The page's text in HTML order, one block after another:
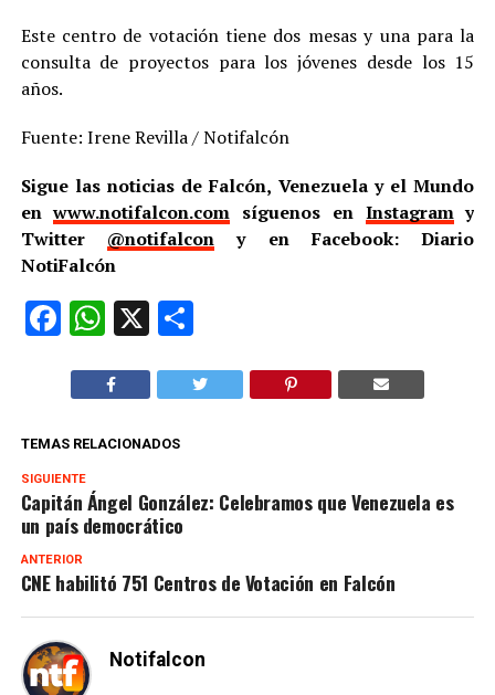
Este centro de votación tiene dos mesas y una para la
consulta de proyectos para los jóvenes desde los 15
años.
Fuente: Irene Revilla / Notifalcón
Sigue las noticias de Falcón, Venezuela y el Mundo
enwww.notifalcon.com síguenos en Instagramy
Twitter @notifalcon y en Facebook: Diario
NotiFalcón
Facebook
WhatsApp
X Compartir
TEMAS RELACIONADOS
SIGUIENTE
Capitán Ángel González: Celebramos que Venezuela es
un país democrático
ANTERIOR
CNE habilitó 751 Centros de Votación en Falcón
Notifalcon